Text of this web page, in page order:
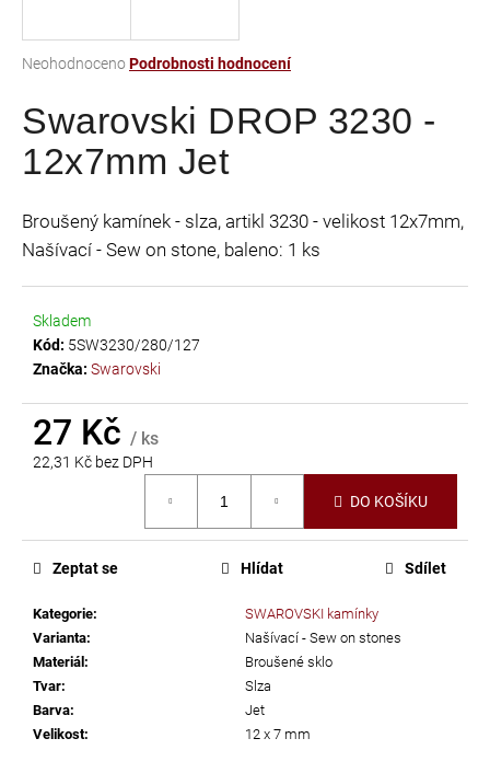
Průměrné
produktu
je
0,0
hvězdiček.
NeohodnocenoPodrobnosti hodnocení
Swarovski DROP 3230 -
12x7mm Jet
Broušený kamínek - slza, artikl 3230 - velikost 12x7mm,
Našívací - Sew on stone, baleno: 1 ks
Skladem
Kód: 5SW3230/280/127
Značka: Swarovski
27 Kč / ks
22,31 Kč bez DPH
DO KOŠÍKU
Kategorie:
SWAROVSKI kamínky
Varianta:
Našívací - Sew on stones
Materiál:
Broušené sklo
Tvar:
Slza
Barva:
Jet
Velikost: 12 x 7 mm
Zeptat se Hlídat Sdílet
j
t
?
HLEDAT
D
o
p
o
u
j
e
e
PRECIOSA
VIVA12
NH